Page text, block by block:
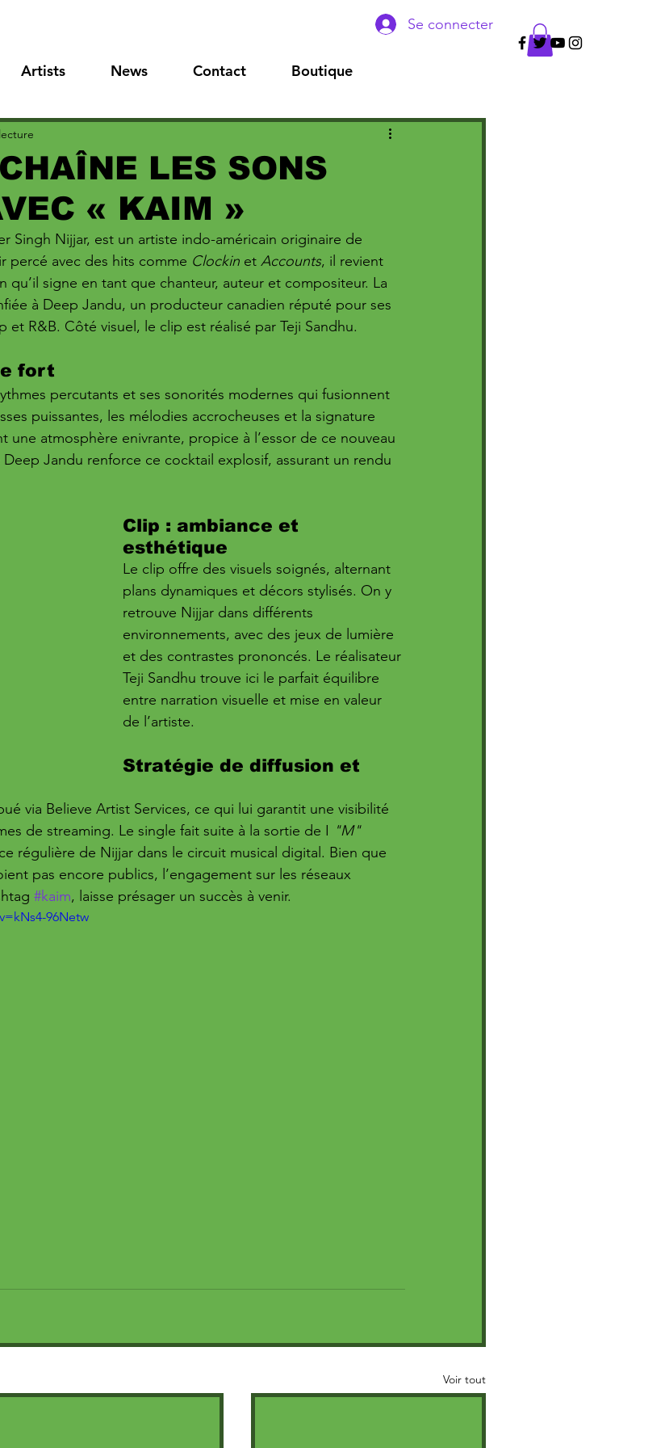
Se connecter
Artists News Contact Boutique
LES SONS
« KAIM »
Singh Nijjar, est un artiste indo-américain originaire de
percé avec des hits comme Clockin et Accounts, il revient
qu’il signe en tant que chanteur, auteur et compositeur. La
à Deep Jandu, un producteur canadien réputé pour ses
et R&B. Côté visuel, le clip est réalisé par Teji Sandhu.
fort
percutants et ses sonorités modernes qui fusionnent
puissantes, les mélodies accrocheuses et la signature
une atmosphère enivrante, propice à l’essor de ce nouveau
Jandu renforce ce cocktail explosif, assurant un rendu
Clip : ambiance et
esthétique
Le clip offre des visuels soignés, alternant
plans dynamiques et décors stylisés. On y
retrouve Nijjar dans différents
environnements, avec des jeux de lumière
et des contrastes prononcés. Le réalisateur
Teji Sandhu trouve ici le parfait équilibre
entre narration visuelle et mise en valeur
de l’artiste.
Stratégie de diffusion et
via Believe Artist Services, ce qui lui garantit une visibilité
de streaming. Le single fait suite à la sortie de I "M"
régulière de Nijjar dans le circuit musical digital. Bien que
pas encore publics, l’engagement sur les réseaux
#kaim, laisse présager un succès à venir.
96Netw
Voir tout